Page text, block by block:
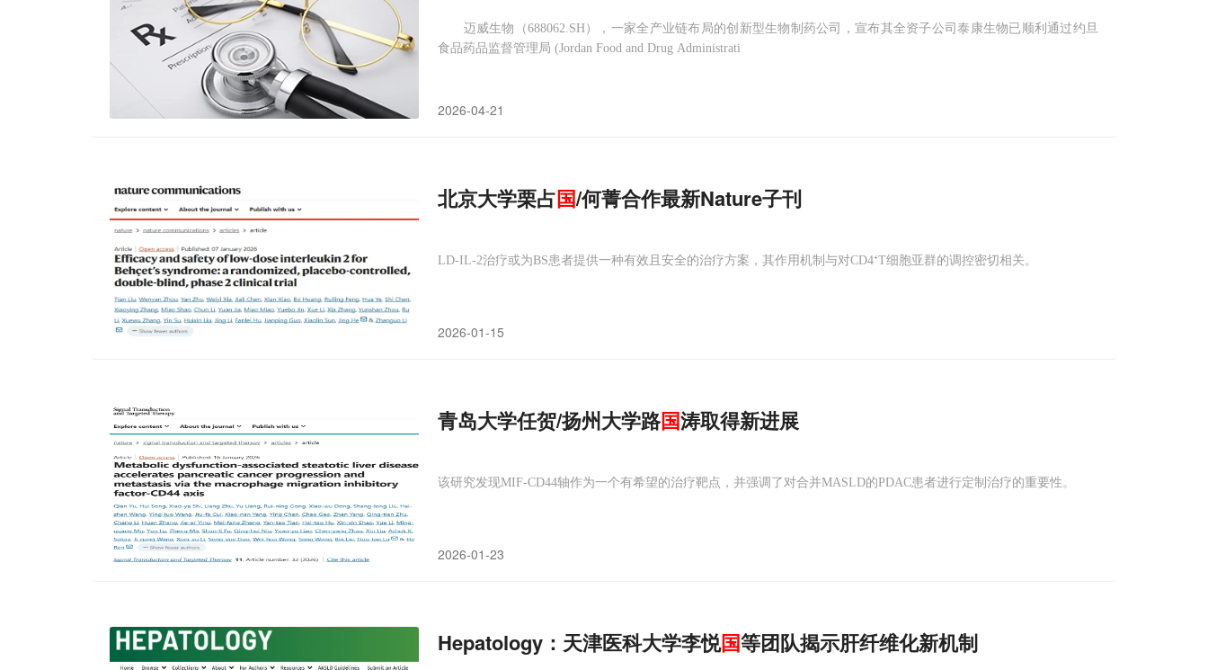
迈威生物（688062.SH），一家全产业链布局的创新型生物制药公司，宣布其全资子公司泰康生物已顺利通过约旦
食品药品监督管理局 (Jordan Food and Drug Administrati
2026-04-21
北京大学栗占国/何菁合作最新Nature子刊
LD-IL-2治疗或为BS患者提供一种有效且安全的治疗方案，其作用机制与对CD4⁺T细胞亚群的调控密切相关。
2026-01-15
青岛大学任贺/扬州大学路国涛取得新进展
该研究发现MIF-CD44轴作为一个有希望的治疗靶点，并强调了对合并MASLD的PDAC患者进行定制治疗的重要性。
2026-01-23
Hepatology：天津医科大学李悦国等团队揭示肝纤维化新机制